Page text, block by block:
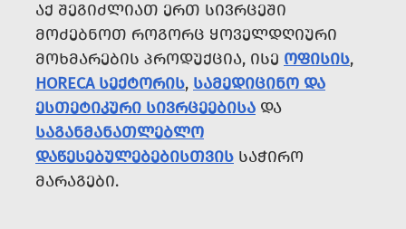
ᲐᲥ ᲨᲔᲒᲘᲫᲚᲘᲐᲗ ᲔᲠᲗ ᲡᲘᲕᲠᲪᲔᲨᲘ
ᲛᲝᲫᲔᲑᲜᲝᲗ ᲠᲝᲒᲝᲠᲪ ᲧᲝᲕᲔᲚᲓᲦᲘᲣᲠᲘ
ᲛᲝᲮᲛᲐᲠᲔᲑᲘᲡ ᲞᲠᲝᲓᲣᲥᲪᲘᲐ, ᲘᲡᲔ ᲝᲤᲘᲡᲘᲡ,
HORECA ᲡᲔᲥᲢᲝᲠᲘᲡ, ᲡᲐᲛᲔᲓᲘᲪᲘᲜᲝ ᲓᲐ
ᲔᲡᲗᲔᲢᲘᲙᲣᲠᲘ ᲡᲘᲕᲠᲪᲔᲔᲑᲘᲡᲐ ᲓᲐ
ᲡᲐᲒᲐᲜᲛᲐᲜᲐᲗᲚᲔᲑᲚᲝ
ᲓᲐᲬᲔᲡᲔᲑᲣᲚᲔᲑᲔᲑᲘᲡᲗᲕᲘᲡ ᲡᲐᲭᲘᲠᲝ
ᲛᲐᲠᲐᲒᲔᲑᲘ.